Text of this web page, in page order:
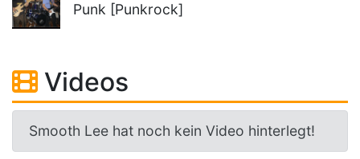
Punk [Punkrock]
Videos
Smooth Lee hat noch kein Video hinterlegt!